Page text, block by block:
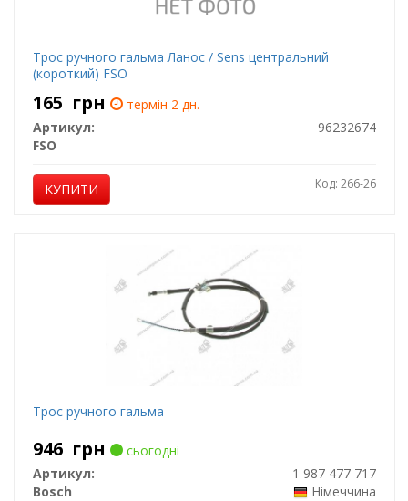
Трос ручного гальма Ланос / Sens центральний
(короткий) FSO
165 грн
термін 2 дн.
Артикул:
96232674
FSO
КУПИТИ Код: 266-26
Трос ручного гальма
946 грн
сьогодні
Артикул:
1 987 477 717
Bosch
Німеччина